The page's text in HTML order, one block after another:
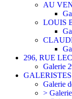
AU
LOUIS
296, RUE
Galerie
GALERISTES
Galerie
>